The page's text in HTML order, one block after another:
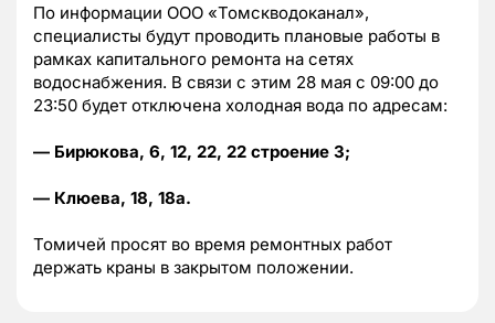
По информации ООО «Томскводоканал»,
специалисты будут проводить плановые работы в
рамках капитального ремонта на сетях
водоснабжения. В связи с этим 28 мая с 09:00 до
23:50 будет отключена холодная вода по адресам:
— Бирюкова, 6, 12, 22, 22 строение 3;
— Клюева, 18, 18а.
Томичей просят во время ремонтных работ
держать краны в закрытом положении.